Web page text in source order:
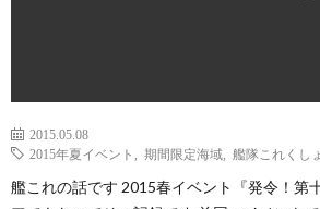
2015.05.08
2015年夏イベント
期間限定海域 艦隊これくし
艦これの話です 2015春イベント『発令！第